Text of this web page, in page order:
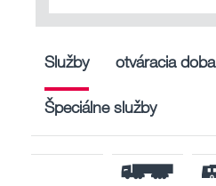
Služby otváracia doba
Špeciálne služby